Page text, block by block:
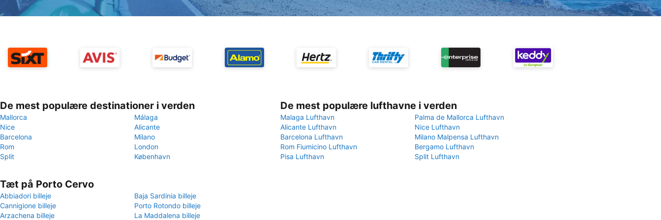
De mest populære destinationer i verden
Mallorca
Málaga
Nice
Alicante
Barcelona
Milano
Rom
London
Split
København
De mest populære lufthavne i verden
Malaga Lufthavn
Palma de Mallorca Lufthavn
Alicante Lufthavn
Nice Lufthavn
Barcelona Lufthavn
Milano Malpensa Lufthavn
Rom Fiumicino Lufthavn
Bergamo Lufthavn
Pisa Lufthavn
Split Lufthavn
Tæt på Porto Cervo
Abbiadori billeje
Baja Sardinia billeje
Cannigione billeje
Porto Rotondo billeje
Arzachena billeje
La Maddalena billeje